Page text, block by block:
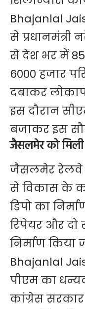
Bhajanlal
से प्रधानमंत्री
से देश भर में
6000 हजार
दबाकर
इस दौरान
बजाकर इस
जैसलमेर को मिली
जैसलमेर रेलवे
से विकास के
डिपो का
रिपेयर और दो
निर्माण किया
Bhajanlal
पीएम का
कांग्रेस